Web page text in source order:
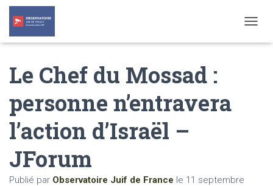
O
Le Chef du Mossad :
personne n’entravera
l’action d’Israël –
JForum
Publié par Observatoire Juif de France le 11 septembre